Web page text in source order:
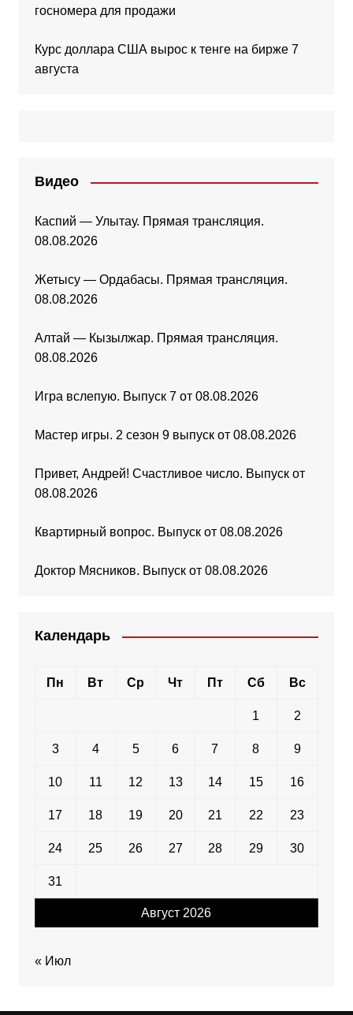
госномера для продажи
Курс доллара США вырос к тенге на бирже 7
августа
Видео
Каспий — Улытау. Прямая трансляция.
08.08.2026
Жетысу — Ордабасы. Прямая трансляция.
08.08.2026
Алтай — Кызылжар. Прямая трансляция.
08.08.2026
Игра вслепую. Выпуск 7 от 08.08.2026
Мастер игры. 2 сезон 9 выпуск от 08.08.2026
Привет, Андрей! Счастливое число. Выпуск от
08.08.2026
Квартирный вопрос. Выпуск от 08.08.2026
Доктор Мясников. Выпуск от 08.08.2026
Календарь
Август 2026
Пн Вт Ср Чт Пт Сб Вс
1 2
3 4 5 6 7 8 9
10 11 12 13 14 15 16
17 18 19 20 21 22 23
24 25 26 27 28 29 30
31
« Июл